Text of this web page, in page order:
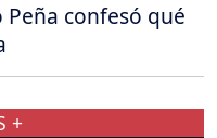
Peña confesó qué
+